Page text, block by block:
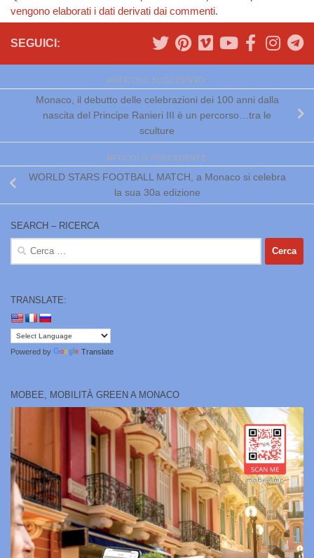
vengono elaborati i dati derivati dai commenti.
SEGUICI:
ARTICOLO SUCCESSIVO
Monaco, il debutto delle celebrazioni dei 100 anni dalla
nascita del Principe Ranieri III è un percorso…tra le
sculture
ARTICOLO PRECEDENTE
WORLD STARS FOOTBALL MATCH, a Monaco si celebra
la sua 30a edizione
SEARCH – RICERCA
Ricerca
TRANSLATE:
Powered by Translate
MOBEE, MOBILITÀ GREEN A MONACO